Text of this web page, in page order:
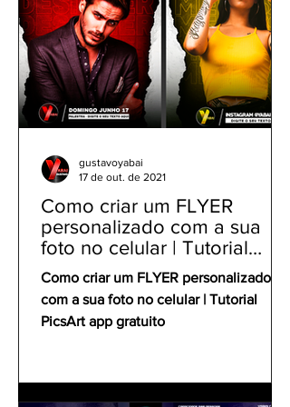
Como criar um FLYER
personalizado com a sua
foto no celular | Tutorial
PicsArt app gratuito
Como criar um FLYER personalizado
com a sua foto no celular | Tutorial
PicsArt app gratuito
gustavoyabai
17 de out. de 2021